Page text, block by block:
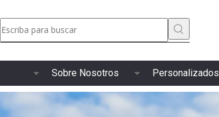
Sobre Nosotros Personalizados